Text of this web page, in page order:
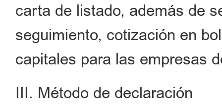
carta de listado, además de
seguimiento, cotización en
capitales para las empresas
III. Método de declaración